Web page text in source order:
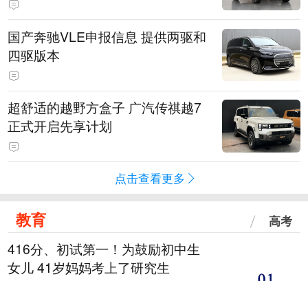
国产奔驰VLE申报信息 提供两驱和
四驱版本
超舒适的越野方盒子 广汽传祺越7
正式开启先享计划
点击查看更多
教育 高考
416分、初试第一！为鼓励初中生
女儿 41岁妈妈考上了研究生